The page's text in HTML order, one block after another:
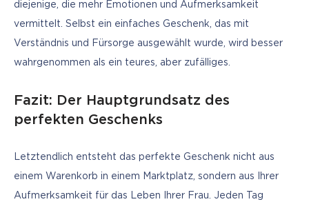
diejenige, die mehr Emotionen und Aufmerksamkeit
vermittelt. Selbst ein einfaches Geschenk, das mit
Verständnis und Fürsorge ausgewählt wurde, wird besser
wahrgenommen als ein teures, aber zufälliges.
Fazit: Der Hauptgrundsatz des
perfekten Geschenks
Letztendlich entsteht das perfekte Geschenk nicht aus
einem Warenkorb in einem Marktplatz, sondern aus Ihrer
Aufmerksamkeit für das Leben Ihrer Frau. Jeden Tag